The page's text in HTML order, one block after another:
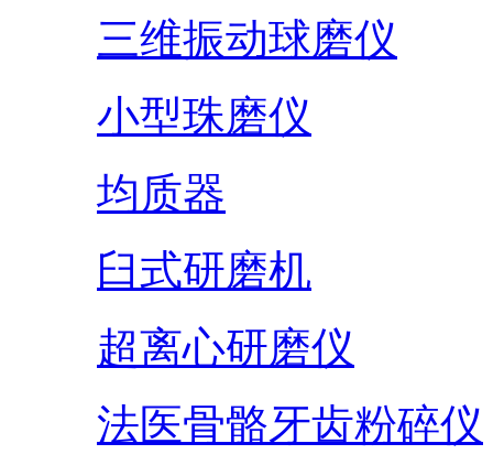
三维振动球磨仪
小型珠磨仪
均质器
臼式研磨机
超离心研磨仪
法医骨骼牙齿粉碎仪